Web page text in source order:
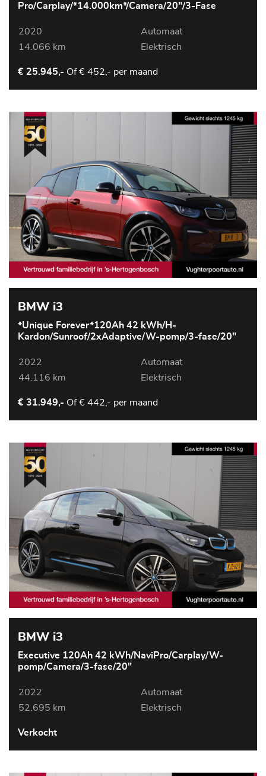
Pro/Carplay/*14.000km*/Camera/20"/3-Fase
2020
Automaat
14.066 km
Elektrisch
€ 25.945,- Of€ 452,- per maand
BMW i3
*Unique Forever*120Ah 42 kWh/H-
Kardon/Sunroof/2xAdaptive/W-pomp/3-fase/20"
2022
Automaat
44.116 km
Elektrisch
€ 31.949,- Of€ 442,- per maand
BMW i3
Executive 120Ah 42 kWh/NaviPro/Carplay/W-
pomp/Camera/3-fase/20"
2022
Automaat
52.695 km
Elektrisch
Verkocht